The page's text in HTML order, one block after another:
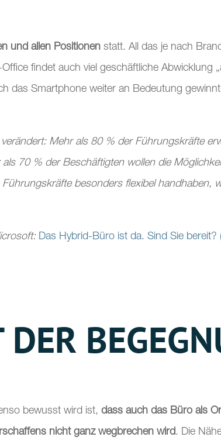
und allen Positionen statt. All das je nach
findet auch viel geschäftliche Abwicklung
das Smartphone weiter an Bedeutung
Mehr als 80 % der Führungskräfte
70 % der Beschäftigten wollen die
besonders flexibel handhaben,
Das Hybrid-Büro ist da. Sind Sie bereit?
bewusst wird ist, dass auch das Büro als
nicht ganz wegbrechen wird. Die